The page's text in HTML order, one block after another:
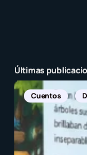
Últimas
Noticias